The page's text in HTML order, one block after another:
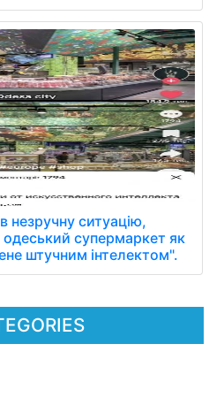
незручну ситуацію,
супермаркет як
штучним інтелектом".